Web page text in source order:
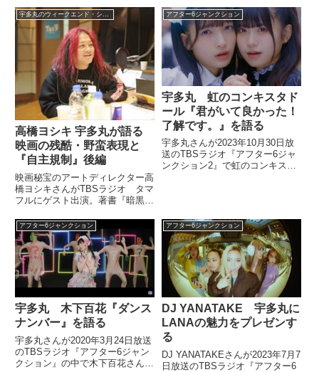
高橋ヨシキ 宇多丸が語る
映画の残酷・野蛮表現と
『自主規制』後編
映画秘宝のアートディレクター高
橋ヨシキさんがTBSラジオ タマ
フルにゲスト出演。著書『暗黒映
念と題し、宇多丸さんと映画の残
酷・野蛮表現について、ヤコペッ
ティなど具体的な作品を挙げなが
ら、その意味を語っています。...
アフター6ジャンクション
宇多丸 虹のコンキスタド
ール『君がいて良かった！
了解です。』を語る
宇多丸さんが2023年10月30日放
送のTBSラジオ『アフター6ジャ
ンクション2』で虹のコンキスタ
アフター6ジャンクション
宇多丸 木下百花『ダンス
ナンバー』を語る
宇多丸さんが2020年3月24日放送
のTBSラジオ『アフター6ジャン
クション』の中で木下百花さんの
アフター6ジャンクション
DJ YANATAKE 宇多丸に
LANAの魅力をプレゼンす
る
DJ YANATAKEさんが2023年7月7
日放送のTBSラジオ『アフター6